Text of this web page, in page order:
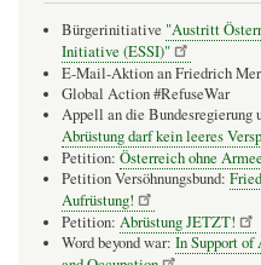
Bürgerinitiative "Austritt
Initiative (ESSI)"
E-Mail-Aktion an Friedrich
Global Action #RefuseWar
Appell an die Bundesregierung
Abrüstung darf kein leeres
Petition: Österreich ohne Armee
Petition Versöhnungsbund:
Aufrüstung!
Petition: Abrüstung JETZT!
Word beyond war: In Support